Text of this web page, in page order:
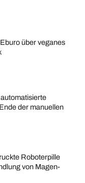
über veganes
der manuellen
Roboterpille
von Magen-